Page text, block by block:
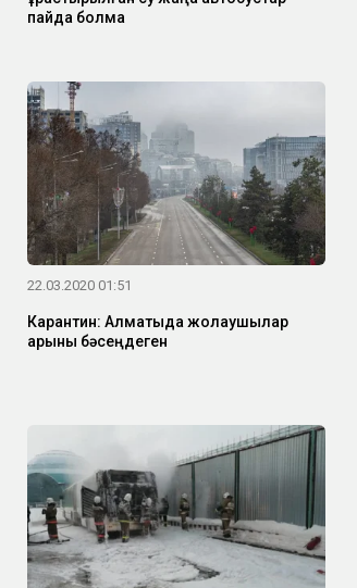
пайда болмақ
22.03.2020 01:51
Карантин: Алматыда жолаушылар
қарқыны бәсеңдеген